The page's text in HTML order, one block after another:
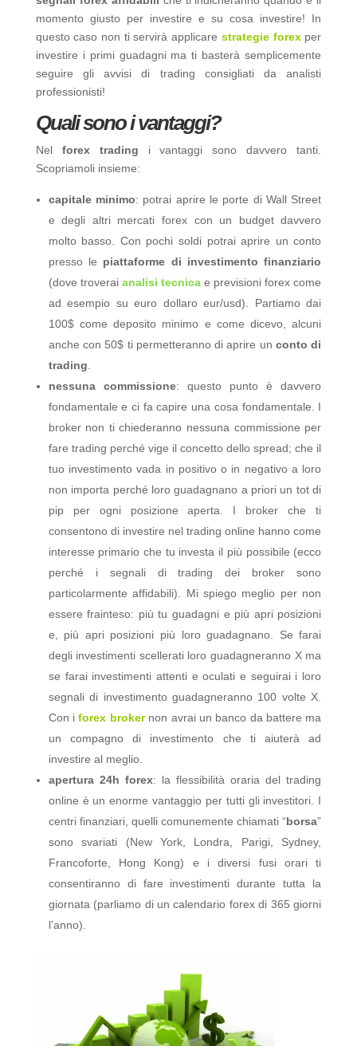
momento giusto per investire e su cosa investire! In
questo caso non ti servirà applicare strategie forex per
investire i primi guadagni ma ti basterà semplicemente
seguire gli avvisi di trading consigliati da analisti
professionisti!
Quali sono i vantaggi?
Nel forex trading i vantaggi sono davvero tanti.
Scopriamoli insieme:
capitale minimo: potrai aprire le porte di Wall Street
e degli altri mercati forex con un budget davvero
molto basso. Con pochi soldi potrai aprire un conto
presso le piattaforme di investimento finanziario
(dove troverai analisi tecnicae previsioni forex come
ad esempio su euro dollaro eur/usd). Partiamo dai
100$ come deposito minimo e come dicevo, alcuni
anche con 50$ ti permetteranno di aprire un conto di
trading
nessuna commissione: questo punto è davvero
fondamentale e ci fa capire una cosa fondamentale. I
broker non ti chiederanno nessuna commissione per
fare trading perché vige il concetto dello spread; che il
tuo investimento vada in positivo o in negativo a loro
non importa perché loro guadagnano a priori un tot di
pip per ogni posizione aperta. I broker che ti
consentono di investire nel trading online hanno come
interesse primario che tu investa il più possibile (ecco
perché i segnali di trading dei broker sono
particolarmente affidabili). Mi spiego meglio per non
essere frainteso: più tu guadagni e più apri posizioni
e, più apri posizioni più loro guadagnano. Se farai
degli investimenti scellerati loro guadagneranno X ma
se farai investimenti attenti e oculati e seguirai i loro
segnali di investimento guadagneranno 100 volte X.
Con iforex brokernon avrai un banco da battere ma
un compagno di investimento che ti aiuterà ad
investire al meglio.
apertura 24h forex: la flessibilità oraria del trading
online è un enorme vantaggio per tutti gli investitori. I
centri finanziari, quelli comunemente chiamati “borsa”
sono svariati (New York, Londra, Parigi, Sydney,
Francoforte, Hong Kong) e i diversi fusi orari ti
consentiranno di fare investimenti durante tutta la
giornata (parliamo di un calendario forex di 365 giorni
l’anno).